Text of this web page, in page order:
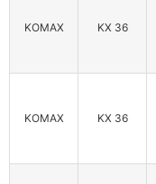
KOMAX KX 36
KOMAX KX 36